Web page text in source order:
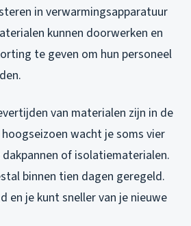
in verwarmingsapparatuur
kunnen doorwerken en
te geven om hun personeel
van materialen zijn in de
wacht je soms vier
of isolatiematerialen.
binnen tien dagen geregeld.
en je kunt sneller van je nieuwe